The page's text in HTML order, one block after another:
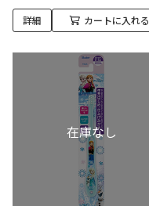
詳細 カートに入れる